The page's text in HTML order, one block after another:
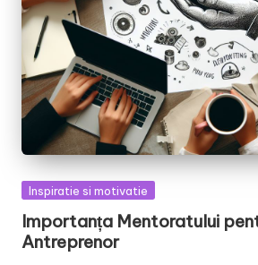
Posted
Inspiratie si motivatie
Importanța Mentoratului
Antreprenor